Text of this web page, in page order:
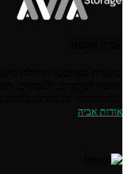
אודות אביה